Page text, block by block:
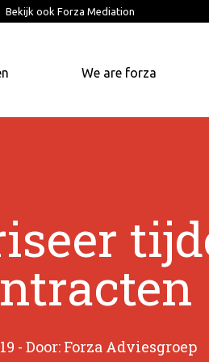
Bekijk ook Forza Mediation
We are forza
- Door: Forza Adviesgroep